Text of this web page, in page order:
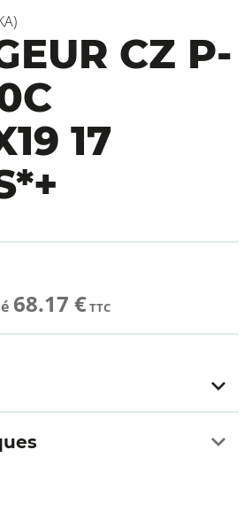
CZ P-
17
68.17 €TTC